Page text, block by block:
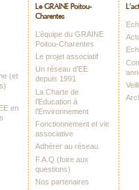
(et
en
Le GRAINE Poitou-
Charentes
L’équipe du GRAINE
Poitou-Charentes
Le projet associatif
Un réseau d’EE
depuis 1991
La Charte de
l’Education à
l’Environnement
Fonctionnement et vie
associative
Adhérer au réseau
F.A.Q (foire aux
questions)
Nos partenaires